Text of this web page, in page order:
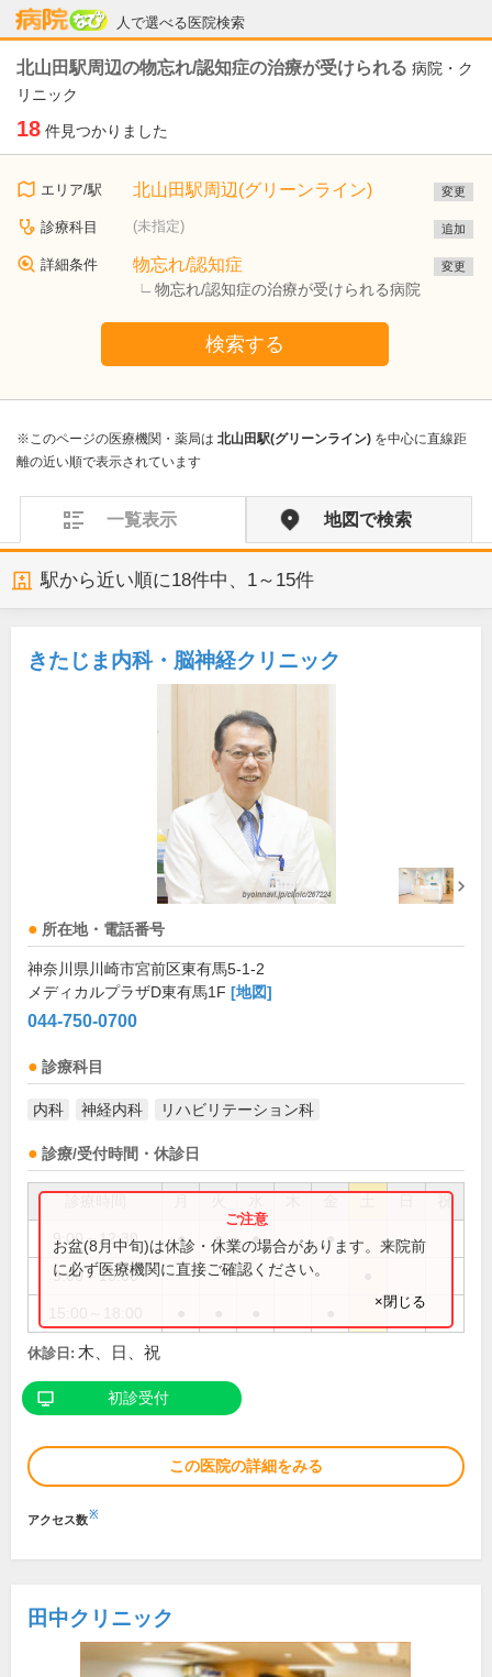
人で選べる医院検索
病院なび
北山田駅周辺の物忘れ/認知症の治療が受けられる 病院・ク
リニック
18 件見つかりました
エリア/駅 北山田駅周辺(グリーンライン) 変更
診療科目 (未指定) 追加
詳細条件 物忘れ/認知症
物忘れ/認知症の治療が受けられる病院
変更
検索する
※このページの医療機関・薬局は 北山田駅(グリーンライン) を中心に直線距
離の近い順で表示されています
一覧表示 地図で検索
駅から近い順に18件中、 1～15件
きたじま内科・脳神経クリニック
所在地・電話番号
神奈川県川崎市宮前区東有馬5-1-2
メディカルプラザD東有馬1F [地図]
044-750-0700
診療科目
内科 神経内科 リハビリテーション科
診療/受付時間・休診日
祝
9:00～12:30 ● ● ● ●
9:00～13:00
お盆(8月中旬)は休診・休業の場合があります。来院前
に必ず医療機関に直接ご確認ください。
×閉じる
休診日: 木、日、祝
初診受付
この医院の詳細をみる
アクセス数※
田中クリニック